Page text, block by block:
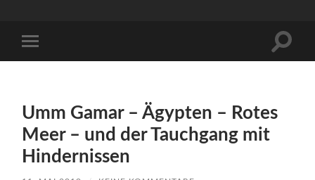
Menü
Umm Gamar – Ägypten – Rotes
Meer – und der Tauchgang mit
Hindernissen